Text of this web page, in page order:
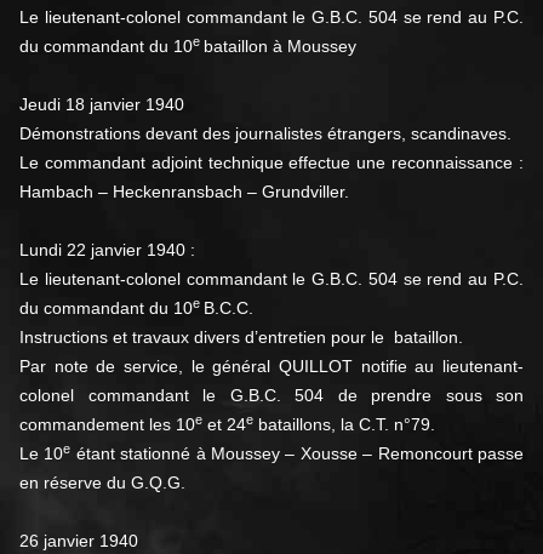
Le lieutenant-colonel commandant le G.B.C. 504 se rend au P.C.
du commandant du 10e bataillon à Moussey
Jeudi 18 janvier 1940
Démonstrations devant des journalistes étrangers, scandinaves.
Le commandant adjoint technique effectue une reconnaissance :
Hambach – Heckenransbach – Grundviller.
Lundi 22 janvier 1940 :
Le lieutenant-colonel commandant le G.B.C. 504 se rend au P.C.
du commandant du 10e B.C.C.
Instructions et travaux divers d’entretien pour le bataillon.
Par note de service, le général QUILLOT notifie au lieutenant-
colonel commandant le G.B.C. 504 de prendre sous son
commandement les 10e et 24e bataillons, la C.T. n°79.
Le 10e étant stationné à Moussey – Xousse – Remoncourt passe
en réserve du G.Q.G.
26 janvier 1940